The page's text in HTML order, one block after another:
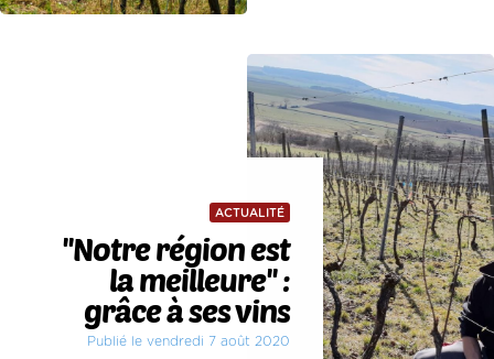
ACTUALITÉ
''Notre région est
la meilleure'' :
grâce à ses vins
Publié le vendredi 7 août 2020